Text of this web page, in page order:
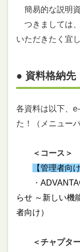
簡易的な説明資
つきましては
いただきたく宜
● 資料格納先
各資料は以下、
た！（メニュー
＜コース＞
【管理者向け
・
らせ ～新しい機
者向け）
＜チャプタ